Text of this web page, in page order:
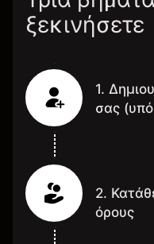
ξεκινήσετε
1.
σας
2.
όρους